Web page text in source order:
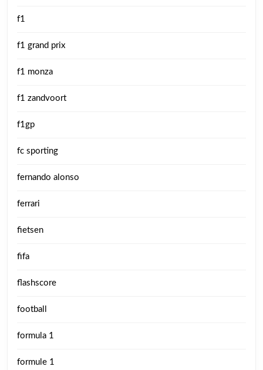
f1
f1 grand prix
f1 monza
f1 zandvoort
f1gp
fc sporting
fernando alonso
ferrari
fietsen
fifa
flashscore
football
formula 1
formule 1